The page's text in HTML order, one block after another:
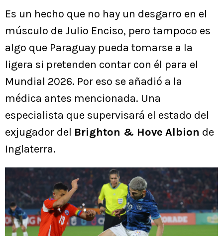
Es un hecho que no hay un desgarro en el
músculo de Julio Enciso, pero tampoco es
algo que Paraguay pueda tomarse a la
ligera si pretenden contar con él para el
Mundial 2026. Por eso se añadió a la
médica antes mencionada. Una
especialista que supervisará el estado del
exjugador del Brighton & Hove Albion de
Inglaterra.